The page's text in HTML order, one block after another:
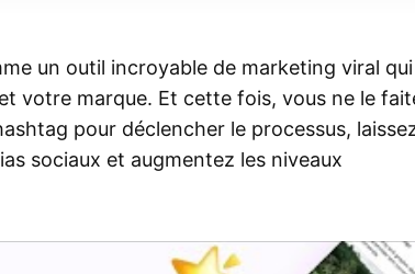
un outil incroyable de marketing viral
votre marque. Et cette fois, vous ne le
pour déclencher le processus,
sociaux et augmentez les niveaux